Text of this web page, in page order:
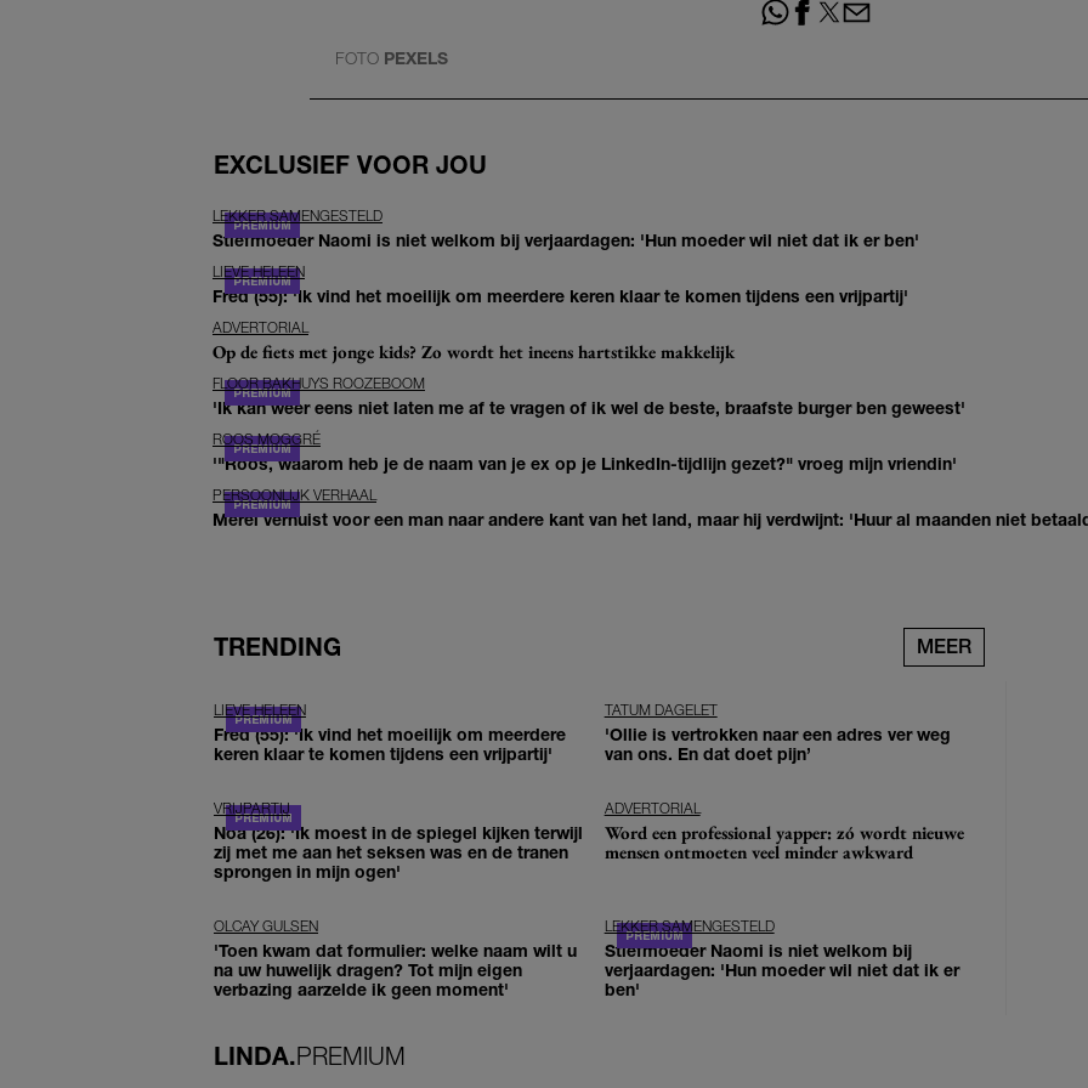
FOTO PEXELS
EXCLUSIEF VOOR JOU
LEKKER SAMENGESTELD
Stiefmoeder Naomi is niet welkom bij verjaardagen: 'Hun moeder wil niet dat ik er ben'
LIEVE HELEEN
Fred (55): 'Ik vind het moeilijk om meerdere keren klaar te komen tijdens een vrijpartij'
ADVERTORIAL
Op de fiets met jonge kids? Zo wordt het ineens hartstikke makkelijk
FLOOR BAKHUYS ROOZEBOOM
'Ik kan weer eens niet laten me af te vragen of ik wel de beste, braafste burger ben geweest'
ROOS MOGGRÉ
'"Roos, waarom heb je de naam van je ex op je LinkedIn-tijdlijn gezet?" vroeg mijn vriendin'
PERSOONLIJK VERHAAL
Merel verhuist voor een man naar andere kant van het land, maar hij verdwijnt: 'Huur al maanden niet
TRENDING MEER
LIEVE HELEEN
Fred (55): 'Ik vind het moeilijk om meerdere
keren klaar te komen tijdens een vrijpartij'
TATUM DAGELET
'Ollie is vertrokken naar een adres ver weg
van ons. En dat doet pijn’
VRIJPARTIJ
Noa (26): 'Ik moest in de spiegel kijken terwijl
zij met me aan het seksen was en de tranen
sprongen in mijn ogen'
ADVERTORIAL
Word een professional yapper: zó wordt nieuwe
mensen ontmoeten veel minder awkward
OLCAY GULSEN
'Toen kwam dat formulier: welke naam wilt u
na uw huwelijk dragen? Tot mijn eigen
verbazing aarzelde ik geen moment'
LEKKER SAMENGESTELD
Stiefmoeder Naomi is niet welkom bij
verjaardagen: 'Hun moeder wil niet dat ik er
ben'
LINDA.PREMIUM